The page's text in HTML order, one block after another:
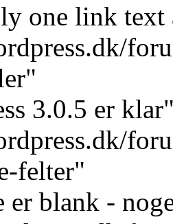
one link
3.0.5 er
felter"
er blank -